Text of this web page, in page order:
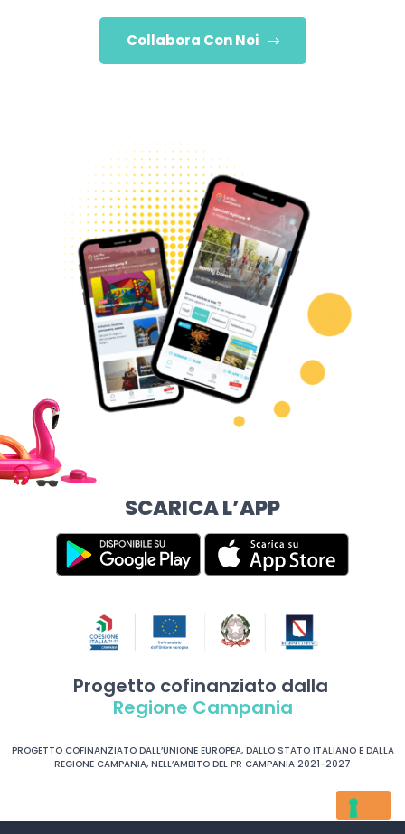
Collabora Con Noi
SCARICA L’APP
Progetto cofinanziato dalla
Regione Campania
PROGETTO COFINANZIATO DALL’UNIONE EUROPEA, DALLO STATO ITALIANO E DALLA
REGIONE CAMPANIA, NELL’AMBITO DEL PR CAMPANIA 2021-2027